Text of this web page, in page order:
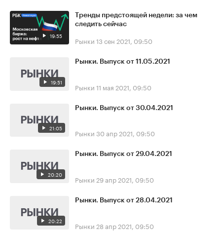
19:55
Тренды предстоящей недели: за чем
следить сейчас
Рынки 13 сен 2021, 09:50
19:51
Рынки. Выпуск от 11.05.2021
Рынки 11 мая 2021, 09:50
21:05
Рынки. Выпуск от 30.04.2021
Рынки 30 апр 2021, 09:50
20:20
Рынки. Выпуск от 29.04.2021
Рынки 29 апр 2021, 09:50
20:22
Рынки. Выпуск от 28.04.2021
Рынки 28 апр 2021, 09:50